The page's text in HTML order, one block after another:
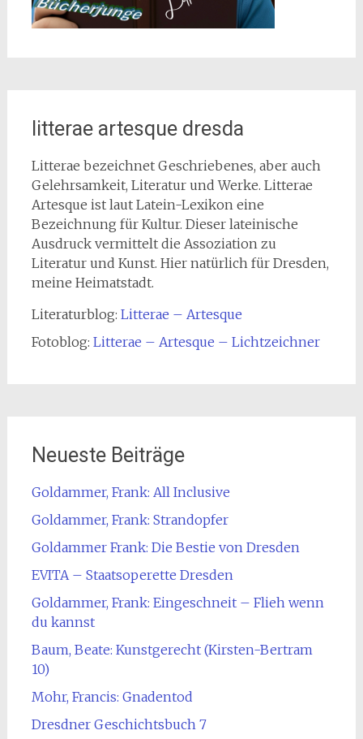
litterae artesque dresda
Litterae bezeichnet Geschriebenes, aber auch
Gelehrsamkeit, Literatur und Werke. Litterae
Artesque ist laut Latein-Lexikon eine
Bezeichnung für Kultur. Dieser lateinische
Ausdruck vermittelt die Assoziation zu
Literatur und Kunst. Hier natürlich für Dresden,
meine Heimatstadt.
Literaturblog: Litterae – Artesque
Fotoblog: Litterae – Artesque – Lichtzeichner
Neueste Beiträge
Goldammer, Frank: All Inclusive
Goldammer, Frank: Strandopfer
Goldammer Frank: Die Bestie von Dresden
EVITA – Staatsoperette Dresden
Goldammer, Frank: Eingeschneit – Flieh wenn
du kannst
Baum, Beate: Kunstgerecht (Kirsten-Bertram
10)
Mohr, Francis: Gnadentod
Dresdner Geschichtsbuch 7